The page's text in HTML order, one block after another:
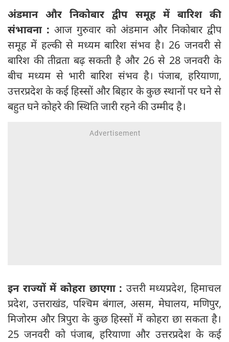
अंडमान और निकोबार द्वीप समूह में बारिश की
संभावना :आज गुरुवार को अंडमान और निकोबार द्वीप
समूह में हल्की से मध्यम बारिश संभव है। 26 जनवरी से
बारिश की तीव्रता बढ़ सकती है और 26 से 28 जनवरी के
बीच मध्यम से भारी बारिश संभव है। पंजाब, हरियाणा,
उत्तरप्रदेश के कई हिस्सों और बिहार के कुछ स्थानों पर घने से
बहुत घने कोहरे की स्थिति जारी रहने की उम्मीद है।
इन राज्यों में कोहरा छाएगा : उत्तरी मध्यप्रदेश, हिमाचल
प्रदेश, उत्तराखंड, पश्चिम बंगाल, असम, मेघालय, मणिपुर,
मिजोरम और त्रिपुरा के कुछ हिस्सों में कोहरा छा सकता है।
25 जनवरी को पंजाब, हरियाणा और उत्तरप्रदेश के कई